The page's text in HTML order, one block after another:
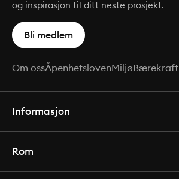
og inspirasjon til ditt neste prosjekt.
Bli medlem
Om ossÅpenhetslovenMiljøBærekraft
Informasjon
Rom